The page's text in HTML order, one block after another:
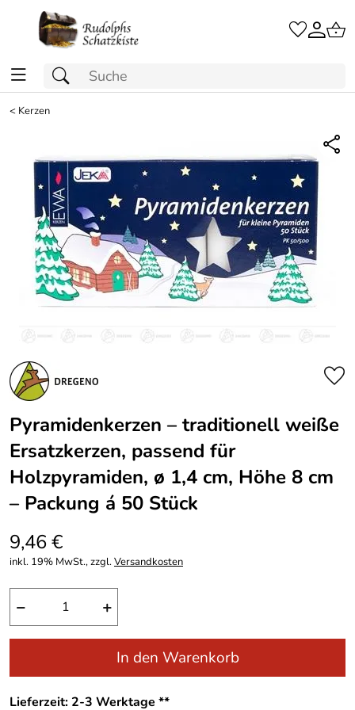
< Kerzen
Pyramidenkerzen – traditionell weiße
Ersatzkerzen, passend für
Holzpyramiden, ø 1,4 cm, Höhe 8 cm
– Packung á 50 Stück
9,46 €
inkl. 19% MwSt., zzgl.Versandkosten
− +
In den Warenkorb
Lieferzeit: 2-3 Werktage **